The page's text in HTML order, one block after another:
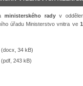
ministerského rady v
úřadu Ministerstvo vnitra ve
(docx, 34 kB)
(pdf, 243 kB)